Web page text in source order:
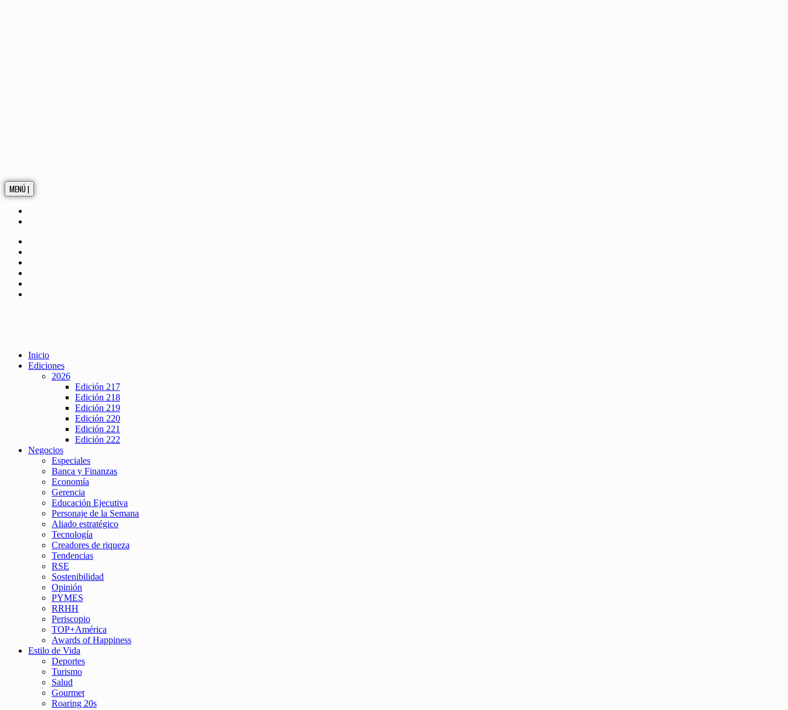
MENÚ |
Inicio
Ediciones
2026
Edición 217
Edición 218
Edición 219
Edición 220
Edición 221
Edición 222
Negocios
Especiales
Banca y Finanzas
Economía
Gerencia
Educación Ejecutiva
Personaje de la Semana
Aliado estratégico
Tecnología
Creadores de riqueza
Tendencias
RSE
Sostenibilidad
Opinión
PYMES
RRHH
Periscopio
TOP+América
Awards of Happiness
Estilo de Vida
Deportes
Turismo
Salud
Gourmet
Roaring 20s